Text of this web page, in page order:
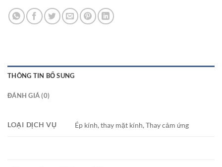
THÔNG TIN BỔ SUNG
ĐÁNH GIÁ (0)
LOẠI DỊCH VỤ Ép kính, thay mặt kính, Thay cảm ứng